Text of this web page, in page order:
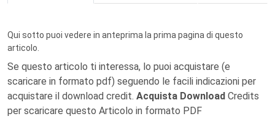
Qui sotto puoi vedere in anteprima la prima pagina di questo
articolo.
Se questo articolo ti interessa, lo puoi acquistare (e
scaricare in formato pdf) seguendo le facili indicazioni per
acquistare il download credit. Acquista Download Credits
per scaricare questo Articolo in formato PDF